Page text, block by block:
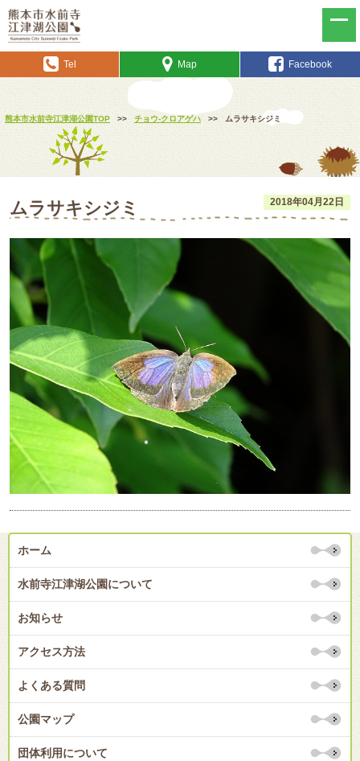
Tel Map Facebook
熊本市水前寺江津湖公園TOP >> チョウ-クロアゲハ >> ムラサキシジミ
2018年04月22日
ムラサキシジミ
ホーム
水前寺江津湖公園について
お知らせ
アクセス方法
よくある質問
公園マップ
団体利用について